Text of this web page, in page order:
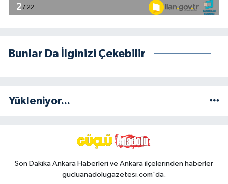
Bunlar Da İlginizi Çekebilir
Yükleniyor...
Son Dakika Ankara Haberleri ve Ankara ilçelerinden haberler
gucluanadolugazetesi.com'da.